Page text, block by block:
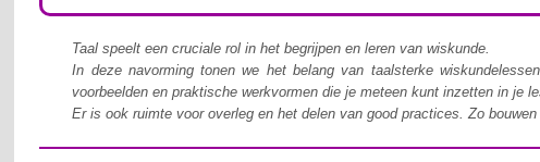
Taal speelt een cruciale rol in het begrijpen en leren van wiskunde.
In deze navorming tonen we het belang van taalsterke
voorbeelden en praktische werkvormen die je meteen kunt inzetten in je
Er is ook ruimte voor overleg en het delen van good practices. Zo